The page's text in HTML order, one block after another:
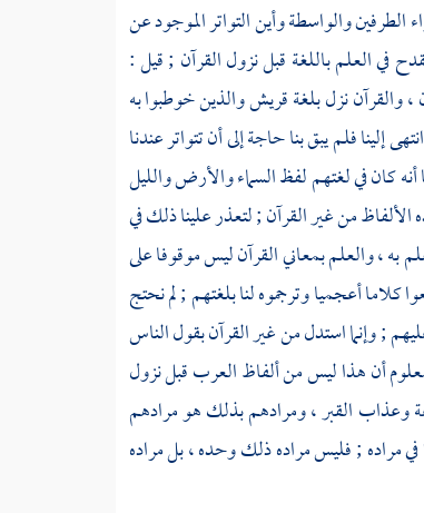
والواسطة وأين التواتر الموجود عن
في العلم باللغة قبل نزول القرآن ; قيل :
والقرآن نزل بلغةقريشوالذين خوطبوا به
إلينا فلم يبق بنا حاجة إلى أن تتواتر عندنا
أنه كان في لغتهم لفظ السماء والأرض والليل
من غير القرآن ; لتعذر علينا ذلك في
به ، والعلم بمعاني القرآن ليس موقوفا على
كلاما أعجميا وترجموه لنا بلغتهم ; لم نحتج
; وإنما استدل من غير القرآن بقول الناس
أن هذا ليس من ألفاظالعربقبل نزول
وعذاب القبر ، ومرادهم بذلك هو مرادهم
مراده ; فليس مراده ذلك وحده ، بل مراده